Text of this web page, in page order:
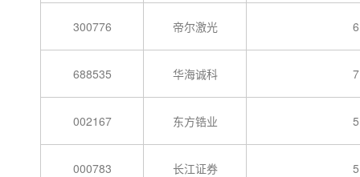
300776 帝尔激光 6
688535 华海诚科 7
002167 东方锆业 5
000783 长江证券 5